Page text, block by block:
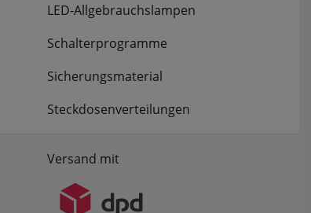
LED-Allgebrauchslampen
Schalterprogramme
Sicherungsmaterial
Steckdosenverteilungen
Versand mit